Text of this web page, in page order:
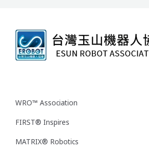
WRO™ Association
FIRST® Inspires
MATRIX® Robotics